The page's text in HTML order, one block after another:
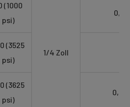
(1000
psi)
1/4 Zoll
0,1
(3525
psi)
(3625
psi)
0,1